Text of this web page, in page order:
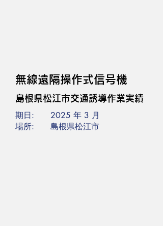
無線遠隔操作式信号機
島根県松江市交通誘導作業実績
期日: 2025 年 3 月
場所: 島根県松江市